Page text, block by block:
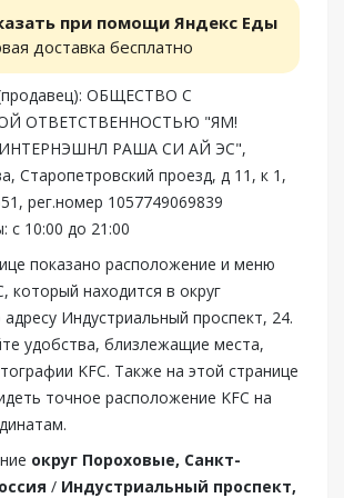
при помощи Яндекс Еды
доставка бесплатно
ОБЩЕСТВО С
ОТВЕТСТВЕННОСТЬЮ "ЯМ!
РАША СИ АЙ ЭС",
Старопетровский проезд, д 11, к 1,
рег.номер 1057749069839
с 10:00 до 21:00
показано расположение и меню
который находится в округ
Индустриальный проспект, 24.
удобства, близлежащие места,
KFC. Также на этой странице
точное расположение KFC на
округ Пороховые, Санкт-
/ Индустриальный проспект,